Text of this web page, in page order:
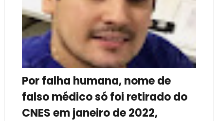
Por falha humana, nome de
falso médico só foi retirado do
CNES em janeiro de 2022,